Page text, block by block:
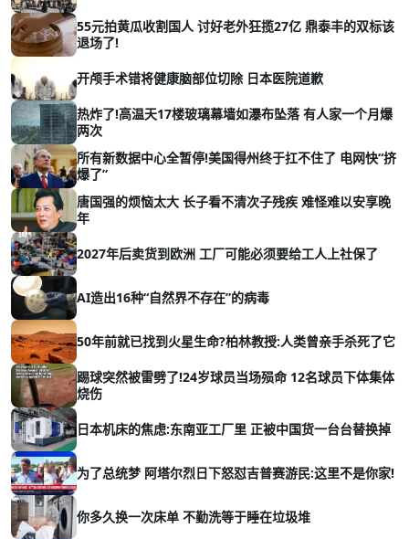
55元拍黄瓜收割国人 讨好老外狂揽27亿 鼎泰丰的双标该
退场了!
开颅手术错将健康脑部位切除 日本医院道歉
热炸了!高温天17楼玻璃幕墙如瀑布坠落 有人家一个月爆
两次
所有新数据中心全暂停!美国得州终于扛不住了 电网快“挤
爆了”
唐国强的烦恼太大 长子看不清次子残疾 难怪难以安享晚
年
2027年后卖货到欧洲 工厂可能必须要给工人上社保了
AI造出16种“自然界不存在”的病毒
50年前就已找到火星生命?柏林教授:人类曾亲手杀死了它
踢球突然被雷劈了!24岁球员当场殒命 12名球员下体集体
烧伤
日本机床的焦虑:东南亚工厂里 正被中国货一台台替换掉
为了总统梦 阿塔尔烈日下怒怼吉普赛游民:这里不是你家!
你多久换一次床单 不勤洗等于睡在垃圾堆